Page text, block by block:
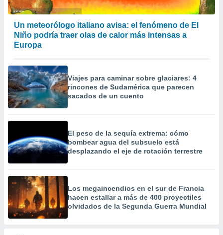
Un meteorólogo italiano avisa: el fenómeno de El
Niño podría traer olas de calor más intensas a
Europa
Viajes para caminar sobre glaciares: 4
rincones de Sudamérica que parecen
sacados de un cuento
El peso de la sequía extrema: cómo
bombear agua del subsuelo está
desplazando el eje de rotación terrestre
Los megaincendios en el sur de Francia
hacen estallar a más de 400 proyectiles
olvidados de la Segunda Guerra Mundial